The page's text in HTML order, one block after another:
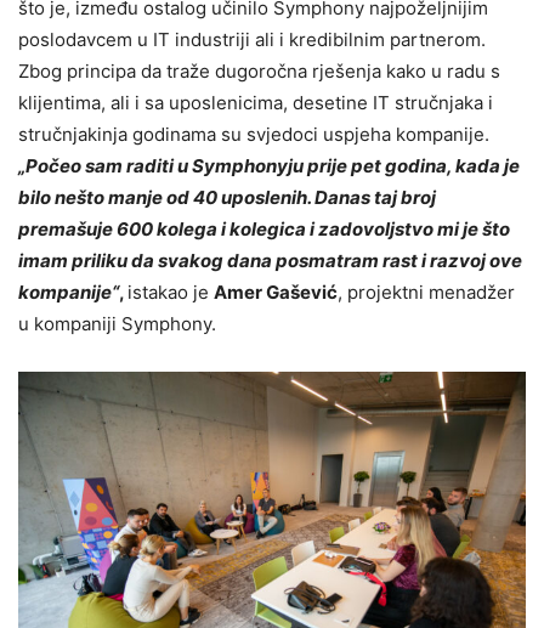
što je, između ostalog učinilo Symphony najpoželjnijim
poslodavcem u IT industriji ali i kredibilnim partnerom.
Zbog principa da traže dugoročna rješenja kako u radu s
klijentima, ali i sa uposlenicima, desetine IT stručnjaka i
stručnjakinja godinama su svjedoci uspjeha kompanije.
„Počeo sam raditi u Symphonyju prije pet godina, kada je
bilo nešto manje od 40 uposlenih. Danas taj broj
premašuje 600 kolega i kolegica i zadovoljstvo mi je što
imam priliku da svakog dana posmatram rast i razvoj ove
kompanije“, istakao je Amer Gašević, projektni menadžer
u kompaniji Symphony.